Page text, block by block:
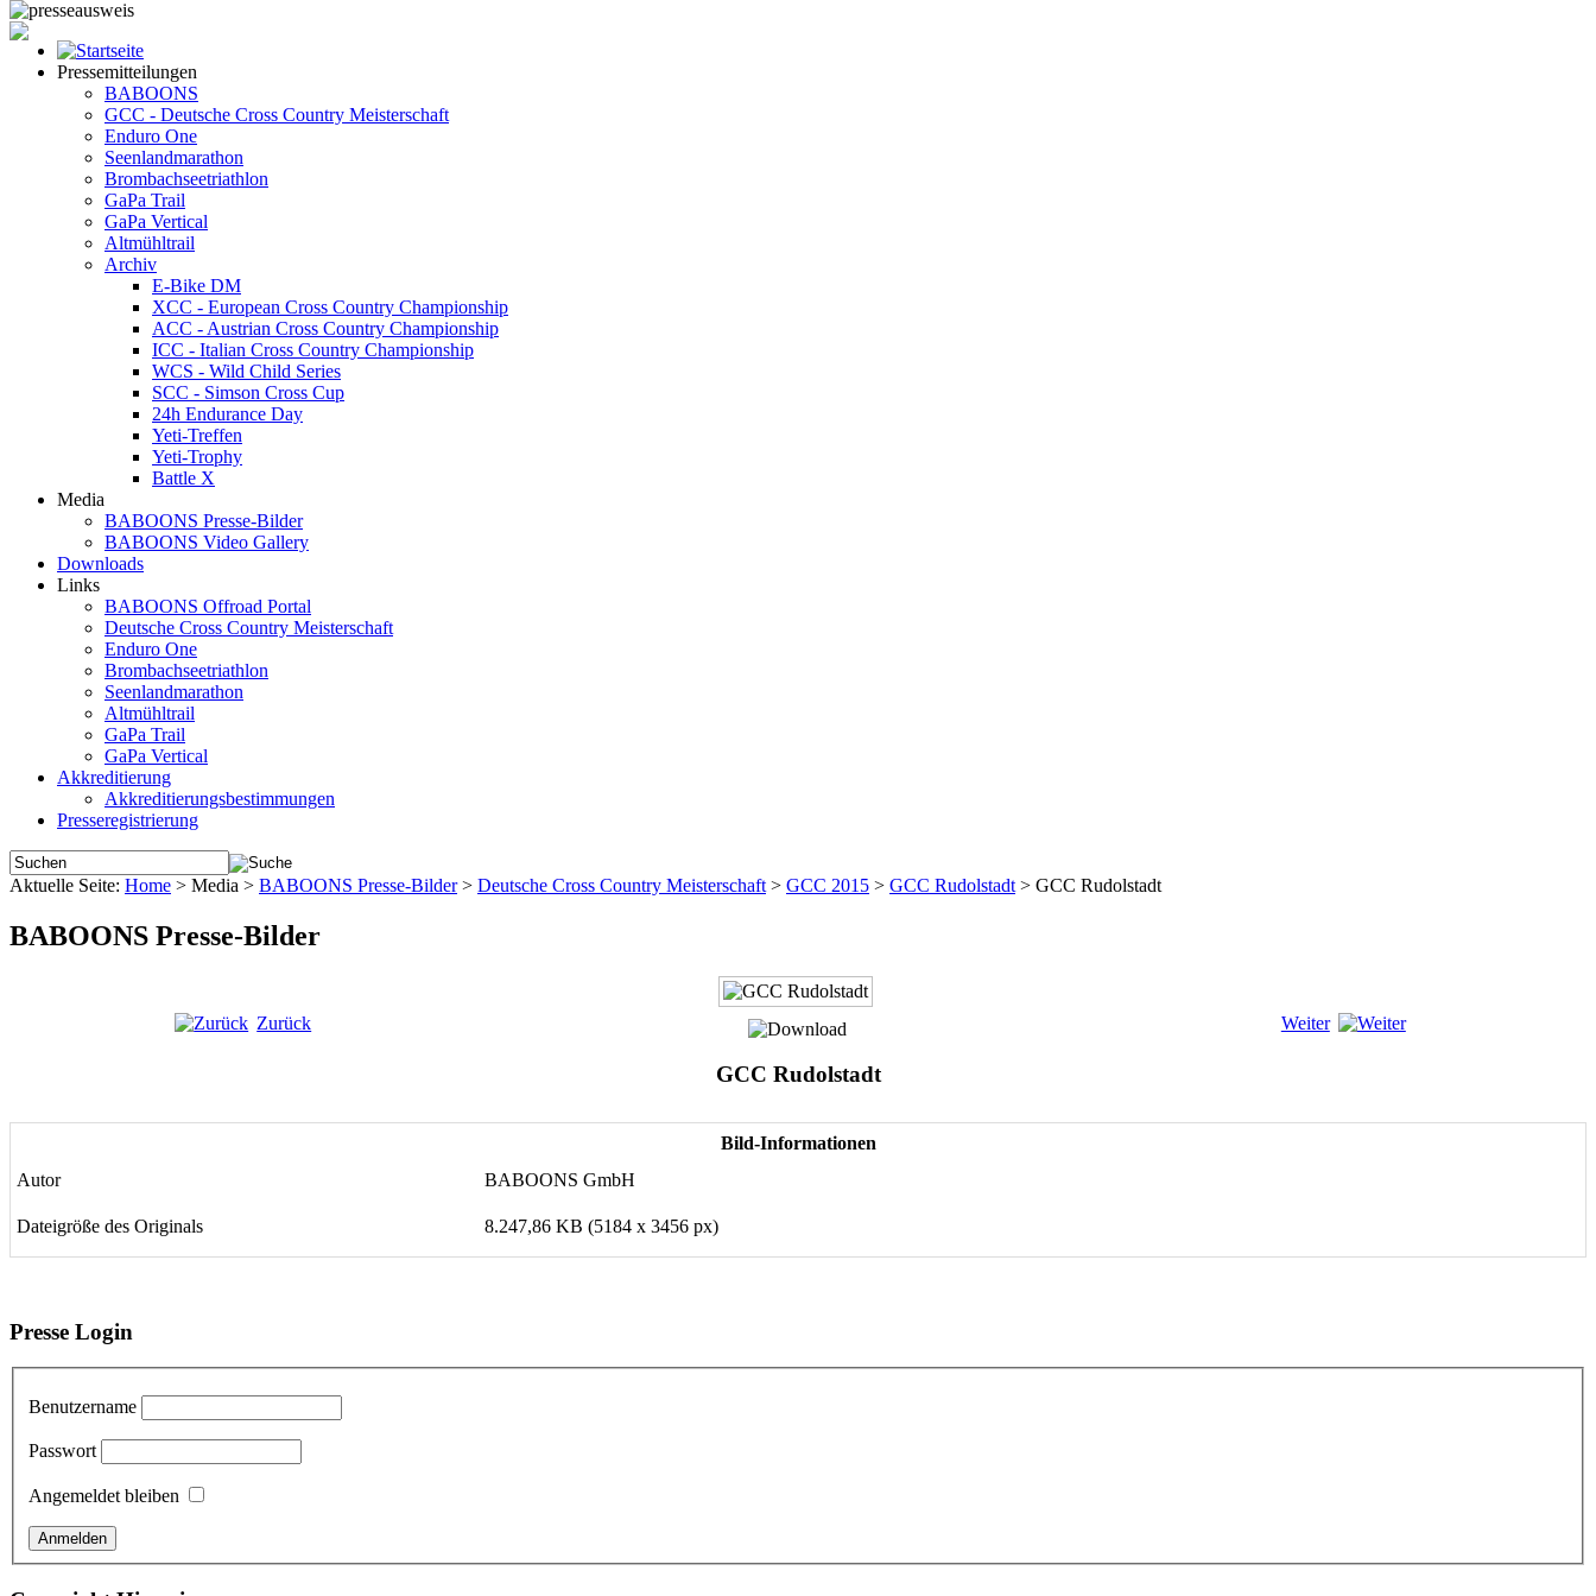
Pressemitteilungen
BABOONS
GCC - Deutsche Cross Country Meisterschaft
Enduro One
Seenlandmarathon
Brombachseetriathlon
GaPa Trail
GaPa Vertical
Altmühltrail
Archiv
E-Bike DM
XCC - European Cross Country Championship
ACC - Austrian Cross Country Championship
ICC - Italian Cross Country Championship
WCS - Wild Child Series
SCC - Simson Cross Cup
24h Endurance Day
Yeti-Treffen
Yeti-Trophy
Battle X
Media
BABOONS Presse-Bilder
BABOONS Video Gallery
Downloads
Links
BABOONS Offroad Portal
Deutsche Cross Country Meisterschaft
Enduro One
Brombachseetriathlon
Seenlandmarathon
Altmühltrail
GaPa Trail
GaPa Vertical
Akkreditierung
Akkreditierungsbestimmungen
Presseregistrierung
Aktuelle Seite: Home > Media > BABOONS Presse-Bilder> Deutsche Cross Country Meisterschaft > GCC 2015 > GCC Rudolstadt > GCC Rudolstadt
BABOONS Presse-Bilder
Zurück Weiter
GCC Rudolstadt
Bild-Informationen
Autor
BABOONS GmbH
Dateigröße des Originals 8.247,86 KB (5184 x 3456 px)
Presse Login
Benutzername
Passwort
Angemeldet bleiben